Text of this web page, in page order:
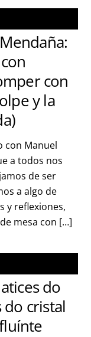
con
y la
con Manuel
a todos nos
de ser
a algo de
y reflexiones,
mesa con […]
do
do cristal